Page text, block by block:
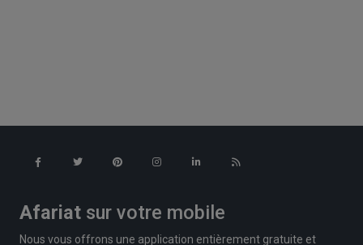
Afariat sur votre mobile
Nous vous offrons une application entièrement gratuite et